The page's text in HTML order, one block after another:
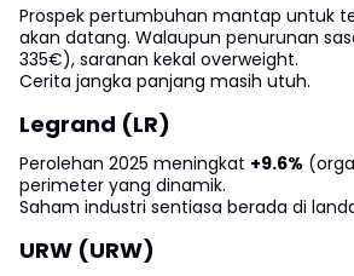
Prospek pertumbuhan mantap untuk
akan datang. Walaupun penurunan
335€), saranan kekal overweight.
Cerita jangka panjang masih utuh.
Legrand (LR)
Perolehan 2025 meningkat +9.6%
perimeter yang dinamik.
Saham industri sentiasa berada di
URW (URW)